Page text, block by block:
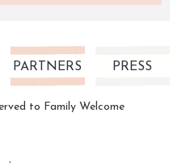
PARTNERS PRESS
to Family Welcome